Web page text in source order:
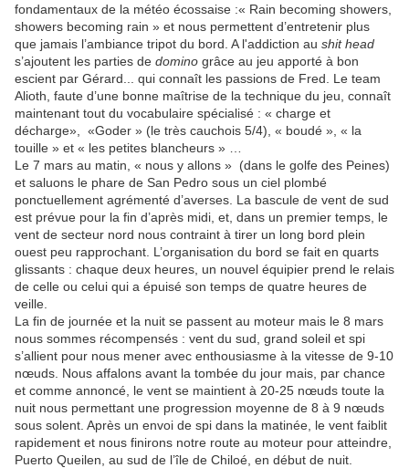
fondamentaux de la météo écossaise :« Rain becoming showers,
showers becoming rain » et nous permettent d’entretenir plus
que jamais l’ambiance tripot du bord. A l'addiction au shit head
s’ajoutent les parties de domino grâce au jeu apporté à bon
escient par Gérard... qui connaît les passions de Fred. Le team
Alioth, faute d’une bonne maîtrise de la technique du jeu, connaît
maintenant tout du vocabulaire spécialisé : « charge et
décharge», «Goder » (le très cauchois 5/4), « boudé », « la
touille » et « les petites blancheurs » …
Le 7 mars au matin, « nous y allons » (dans le golfe des Peines)
et saluons le phare de San Pedro sous un ciel plombé
ponctuellement agrémenté d’averses. La bascule de vent de sud
est prévue pour la fin d’après midi, et, dans un premier temps, le
vent de secteur nord nous contraint à tirer un long bord plein
ouest peu rapprochant. L’organisation du bord se fait en quarts
glissants : chaque deux heures, un nouvel équipier prend le relais
de celle ou celui qui a épuisé son temps de quatre heures de
veille.
La fin de journée et la nuit se passent au moteur mais le 8 mars
nous sommes récompensés : vent du sud, grand soleil et spi
s’allient pour nous mener avec enthousiasme à la vitesse de 9-10
nœuds. Nous affalons avant la tombée du jour mais, par chance
et comme annoncé, le vent se maintient à 20-25 nœuds toute la
nuit nous permettant une progression moyenne de 8 à 9 nœuds
sous solent. Après un envoi de spi dans la matinée, le vent faiblit
rapidement et nous finirons notre route au moteur pour atteindre,
Puerto Queilen, au sud de l’île de Chiloé, en début de nuit.